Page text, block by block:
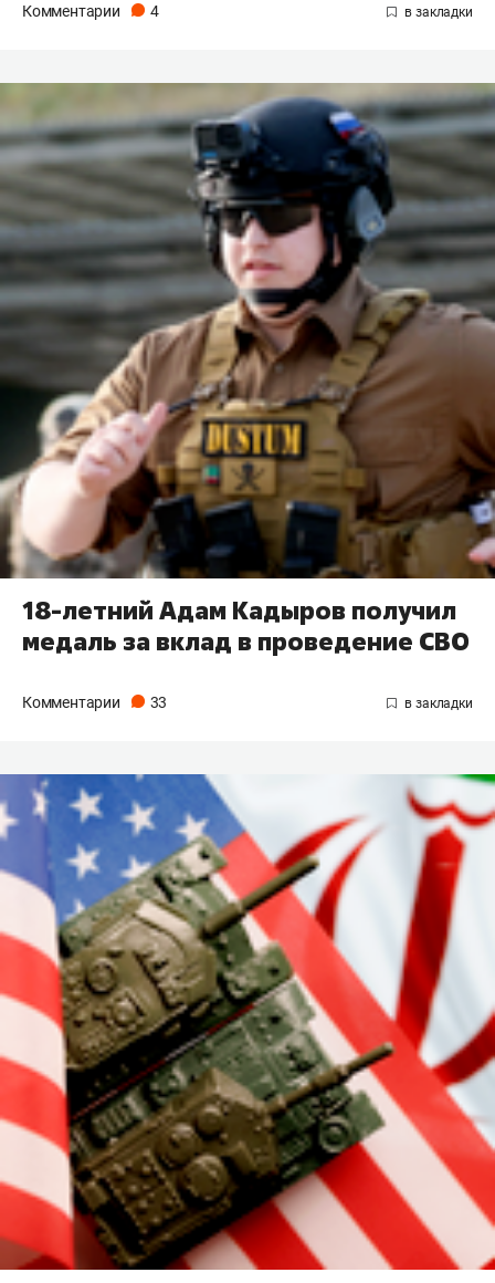
Комментарии 4
18-летний Адам Кадыров получил
медаль за вклад в проведение СВО
Комментарии 33